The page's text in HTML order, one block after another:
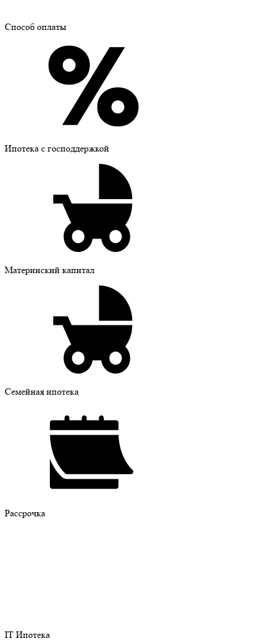
Способ оплаты
Ипотека с господдержкой
Материнский капитал
Семейная ипотека
Рассрочка
IT Ипотека